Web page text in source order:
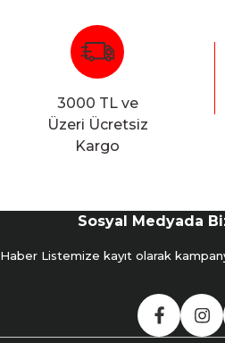
3000 TL ve
Üzeri Ücretsiz
Kargo
Sosyal Medyada
Haber Listemize kayıt olarak